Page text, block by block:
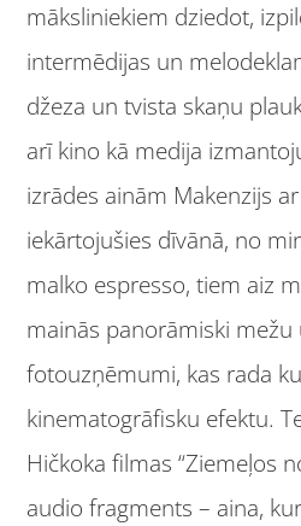
māksliniekiem dziedot,
intermēdijas un
džeza un tvista skaņu
arī kino kā medija
izrādes ainām Makenzijs
iekārtojušies dīvānā, no
malko espresso, tiem aiz
mainās panorāmiski mežu
fotouzņēmumi, kas rada
kinematogrāfisku efektu.
Hičkoka filmas “Ziemeļos
audio fragments – aina,